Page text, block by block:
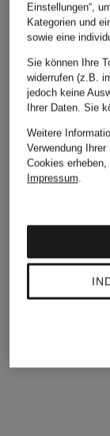
lilienfels
Marlenehose
Einstellungen“,
Kategorien und
sowie eine
Sie können Ihre
widerrufen (z.B.
jedoch keine
Ihrer Daten. Sie
Weitere
Verwendung
Cookies
Impressum.